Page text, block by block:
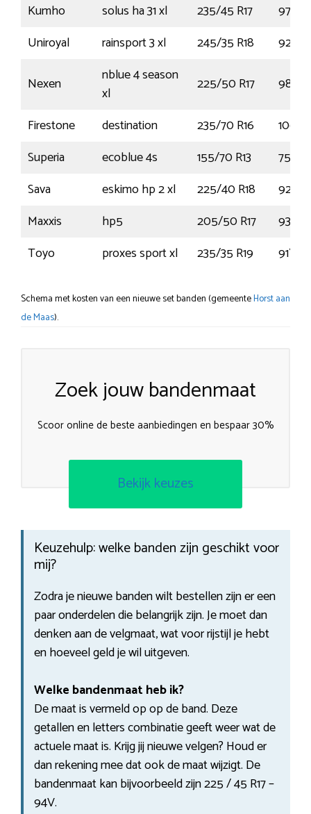
Kumho
solus ha 31 xl 235/45 R17
97V
Uniroyal
rainsport 3 xl 245/35 R18
92Y
Nexen
nblue 4 season
xl
225/50 R17
98V
Firestone
destination 235/70 R16
106H
Superia
ecoblue 4s 155/70 R13
75T
Sava
eskimo hp 2 xl 225/40 R18
92V
Maxxis
hp5 205/50 R17
93W
Toyo
proxes sport xl 235/35 R19 91Y
Schema met kosten van een nieuwe set banden (gemeenteHorst aan
de Maas).
Zoek jouw bandenmaat
Scoor online de beste aanbiedingen en bespaar 30%
Bekijk keuzes
Keuzehulp: welke banden zijn geschikt voor
mij?
Zodra je nieuwe banden wilt bestellen zijn er een
paar onderdelen die belangrijk zijn. Je moet dan
denken aan de velgmaat, wat voor rijstijl je hebt
en hoeveel geld je wil uitgeven.
Welke bandenmaat heb ik?
De maat is vermeld op op de band. Deze
getallen en letters combinatie geeft weer wat de
actuele maat is. Krijg jij nieuwe velgen? Houd er
dan rekening mee dat ook de maat wijzigt. De
bandenmaat kan bijvoorbeeld zijn 225 / 45 R17 –
94V.